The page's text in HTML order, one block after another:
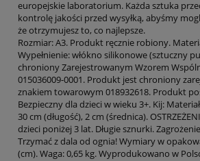
europejskie laboratorium. Każda sztuka
kontrolę jakości przed wysyłką, abyśmy
że otrzymujesz to, co najlepsze.
Rozmiar: A3. Produkt ręcznie robiony.
Wypełnienie: włókno silikonowe (sztuczny
chroniony Zarejestrowanym Wzorem
015036009-0001. Produkt jest chroniony
znakiem towarowym 018932618. Produkt
Bezpieczny dla dzieci w wieku 3+. Kij:
30 cm (długość), 2 cm (średnica).
dzieci poniżej 3 lat. Długie sznurki.
Trzymać z dala od ognia! Wymiary w
(cm). Waga: 0,65 kg. Wyprodukowano w